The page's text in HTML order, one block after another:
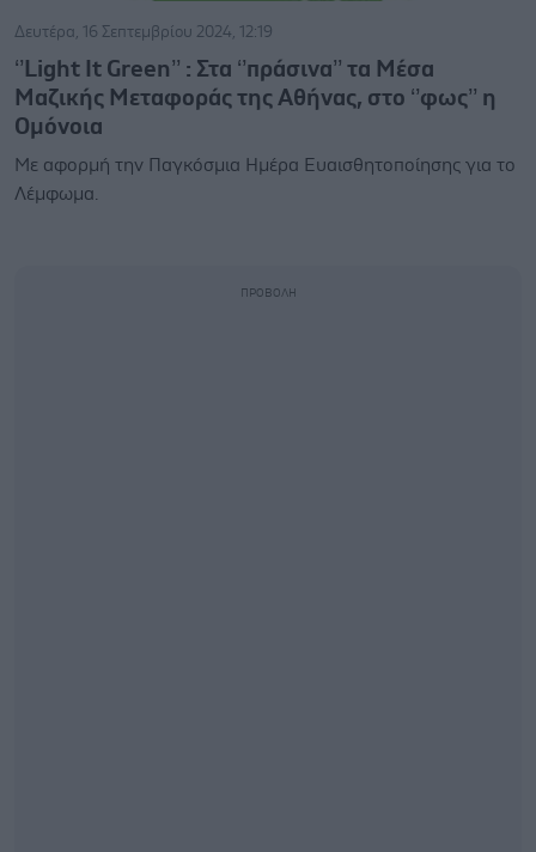
Δευτέρα, 16 Σεπτεμβρίου 2024, 12:19
‘’Light It Green’’ : Στα ‘’πράσινα’’ τα Μέσα
Μαζικής Μεταφοράς της Αθήνας, στο ‘’φως’’ η
Ομόνοια
Με αφορμή την Παγκόσμια Ημέρα Ευαισθητοποίησης για το
Λέμφωμα.